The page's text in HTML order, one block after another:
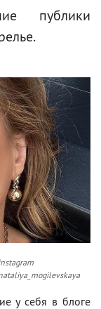
публики
у себя в блоге